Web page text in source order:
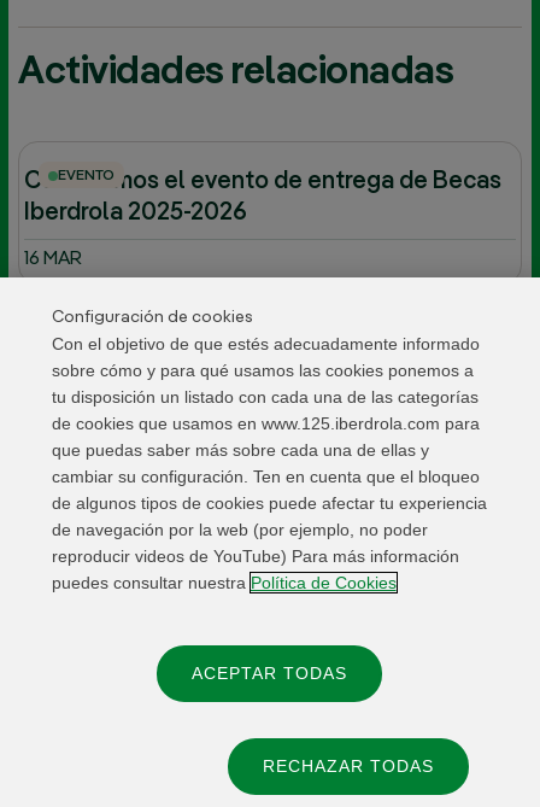
Actividades relacionadas
EVENTO
Celebramos el evento de entrega de Becas
Iberdrola 2025-2026
16 MAR
EVENTO
Homenajes a empleados de Iberdrola
España
2026
Semana del voluntariado y Premios
Internacionales de Voluntariado 2026
Configuración de cookies
Con el objetivo de que estés adecuadamente informado
sobre cómo y para qué usamos las cookies ponemos a
tu disposición un listado con cada una de las categorías
de cookies que usamos en www.125.iberdrola.com para
que puedas saber más sobre cada una de ellas y
cambiar su configuración. Ten en cuenta que el bloqueo
de algunos tipos de cookies puede afectar tu experiencia
de navegación por la web (por ejemplo, no poder
reproducir videos de YouTube) Para más información
puedes consultar nuestra Política de Cookies
ACEPTAR TODAS
RECHAZAR TODAS